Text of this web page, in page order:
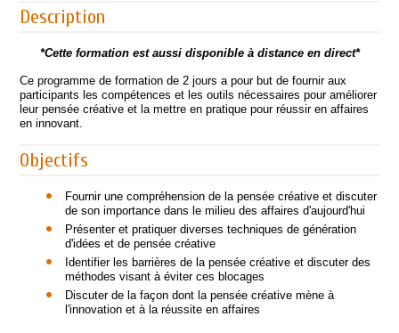
Description
*Cette formation est aussi disponible à distance en direct*
Ce programme de formation de 2 jours a pour but de fournir aux
participants les compétences et les outils nécessaires pour améliorer
leur pensée créative et la mettre en pratique pour réussir en affaires
en innovant.
Objectifs
Fournir une compréhension de la pensée créative et discuter
de son importance dans le milieu des affaires d'aujourd'hui
Présenter et pratiquer diverses techniques de génération
d'idées et de pensée créative
Identifier les barrières de la pensée créative et discuter des
méthodes visant à éviter ces blocages
Discuter de la façon dont la pensée créative mène à
l'innovation et à la réussite en affaires